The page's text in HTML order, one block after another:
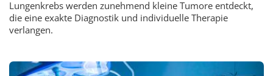
Lungenkrebs werden zunehmend kleine Tumore entdeckt,
die eine exakte Diagnostik und individuelle Therapie
verlangen.